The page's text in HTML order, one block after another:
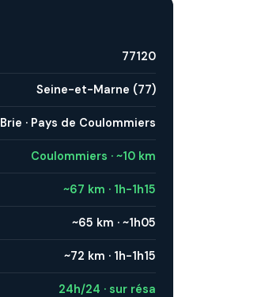
77120
Seine-et-Marne (77)
Brie · Pays de Coulommiers
Coulommiers · ~10 km
~67 km · 1h-1h15
~65 km · ~1h05
~72 km · 1h-1h15
24h/24 · sur résa